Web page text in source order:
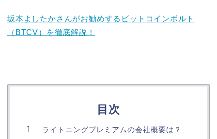
坂本よしたかさんがお勧めするビットコインボルト
（BTCV）を徹底解説！
目次
ライトニングプレミアムの会社概要は？